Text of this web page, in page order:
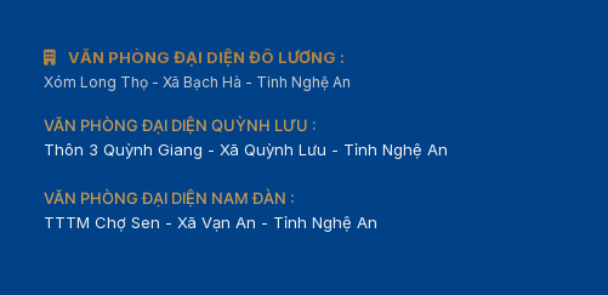
VĂN PHÒNG ĐẠI DIỆN ĐÔ LƯƠNG :
Xóm Long Thọ - Xã Bạch Hà - Tỉnh Nghệ An
VĂN PHÒNG ĐẠI DIỆN QUỲNH LƯU :
Thôn 3 Quỳnh Giang - Xã Quỳnh Lưu - Tỉnh Nghệ An
VĂN PHÒNG ĐẠI DIỆN NAM ĐÀN :
TTTM Chợ Sen - Xã Vạn An - Tỉnh Nghệ An